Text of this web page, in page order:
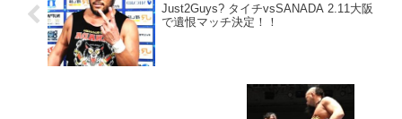
Just2Guys? タイチvsSANADA 2.11大阪
で遺恨マッチ決定！！